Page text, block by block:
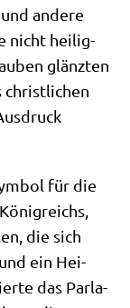
ande­re
nicht hei­lig­
glänz­ten
christ­li­chen
für die
die sich
ein Hei­
das Par­la­